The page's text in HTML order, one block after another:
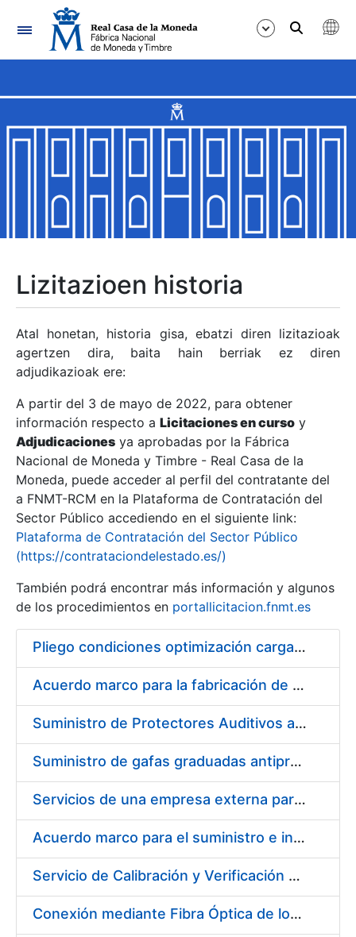
Nabigazioa
Erakutsi/Ezkutatu
Erakutsi/Ezkutatu
Erakutsi/Ezkutatu
Erakutsi/Ezkutatu
Erakutsi/Ezkutatu
Erakutsi/Ezkutatu
Erakutsi/Ezkutatu
Erakutsi/Ezkutatu
Lizitazioen historia
Atal honetan, historia gisa, ebatzi diren lizitazioak
agertzen dira, baita hain berriak ez diren
adjudikazioak ere:
A partir del 3 de mayo de 2022, para obtener
información respecto a Licitaciones en curso y
Adjudicaciones ya aprobadas por la Fábrica
Nacional de Moneda y Timbre - Real Casa de la
Moneda, puede acceder al perfil del contratante del
a FNMT-RCM en la Plataforma de Contratación del
Sector Público accediendo en el siguiente link:
Plataforma de Contratación del Sector Público
(https://contrataciondelestado.es/)
También podrá encontrar más información y algunos
de los procedimientos en portallicitacion.fnmt.es
Pliego condiciones optimización cargas compras firmado
Acuerdo marco para la fabricación de piezas
Suministro de Protectores Auditivos a medida para las personas trabajadoras de los Centros de Trabajo de Madrid y Burgos
Suministro de gafas graduadas antiproyecciones para los trabajadores de la FNMT-RCM en los centros de trabajo de Madrid y Burgos
Servicios de una empresa externa para el asesoramiento y resolución de los recursos de alzada que se presentan relacionados con procesos de selección para la FNMT-RCM
Acuerdo marco para el suministro e instalación de persianas, estores y otros complementos
Servicio de Calibración y Verificación Externa de los Equipos de Medición del Servicio de Prevención de la FNMT-RCM
Conexión mediante Fibra Óptica de los Centros de Proceso de Datos (CPDs) de las sedes de la FNMT-RCM de Burgos y Madrid